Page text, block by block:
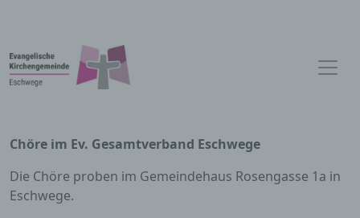
Chöre im Ev. Gesamtverband Eschwege
Die Chöre proben im Gemeindehaus Rosengasse 1a in
Eschwege.